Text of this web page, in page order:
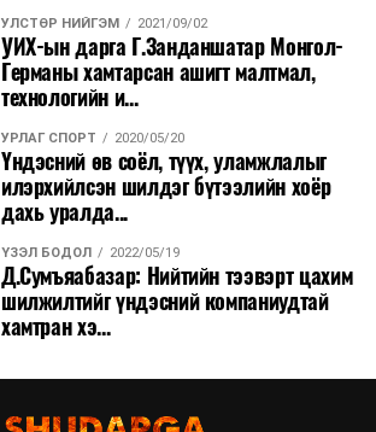
УЛСТӨР НИЙГЭМ 2021/09/02
УИХ-ын дарга Г.Занданшатар Монгол-
Германы хамтарсан ашигт малтмал,
технологийн и...
УРЛАГ СПОРТ 2020/05/20
Үндэсний өв соёл, түүх, уламжлалыг
илэрхийлсэн шилдэг бүтээлийн хоёр
дахь уралда...
ҮЗЭЛ БОДОЛ 2022/05/19
Д.Сумъяабазар: Нийтийн тээвэрт цахим
шилжилтийг үндэсний компаниудтай
хамтран хэ...